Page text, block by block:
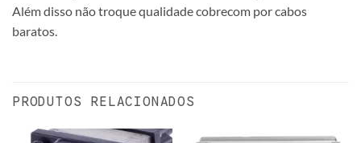
Além disso não troque qualidade cobrecom por cabos
baratos.
PRODUTOS RELACIONADOS